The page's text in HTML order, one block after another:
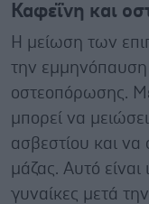
Καφεΐνη και
Η μείωση των
την εμμηνόπαυση
οστεοπόρωσης.
μπορεί να
ασβεστίου και να
μάζας. Αυτό είναι
γυναίκες μετά